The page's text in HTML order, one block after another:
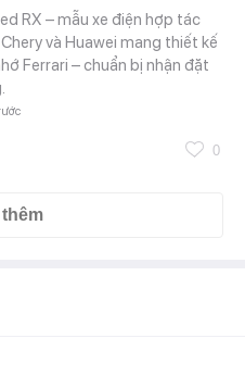
RX – mẫu xe điện hợp tác
và Huawei mang thiết kế
Ferrari – chuẩn bị nhận đặt
0